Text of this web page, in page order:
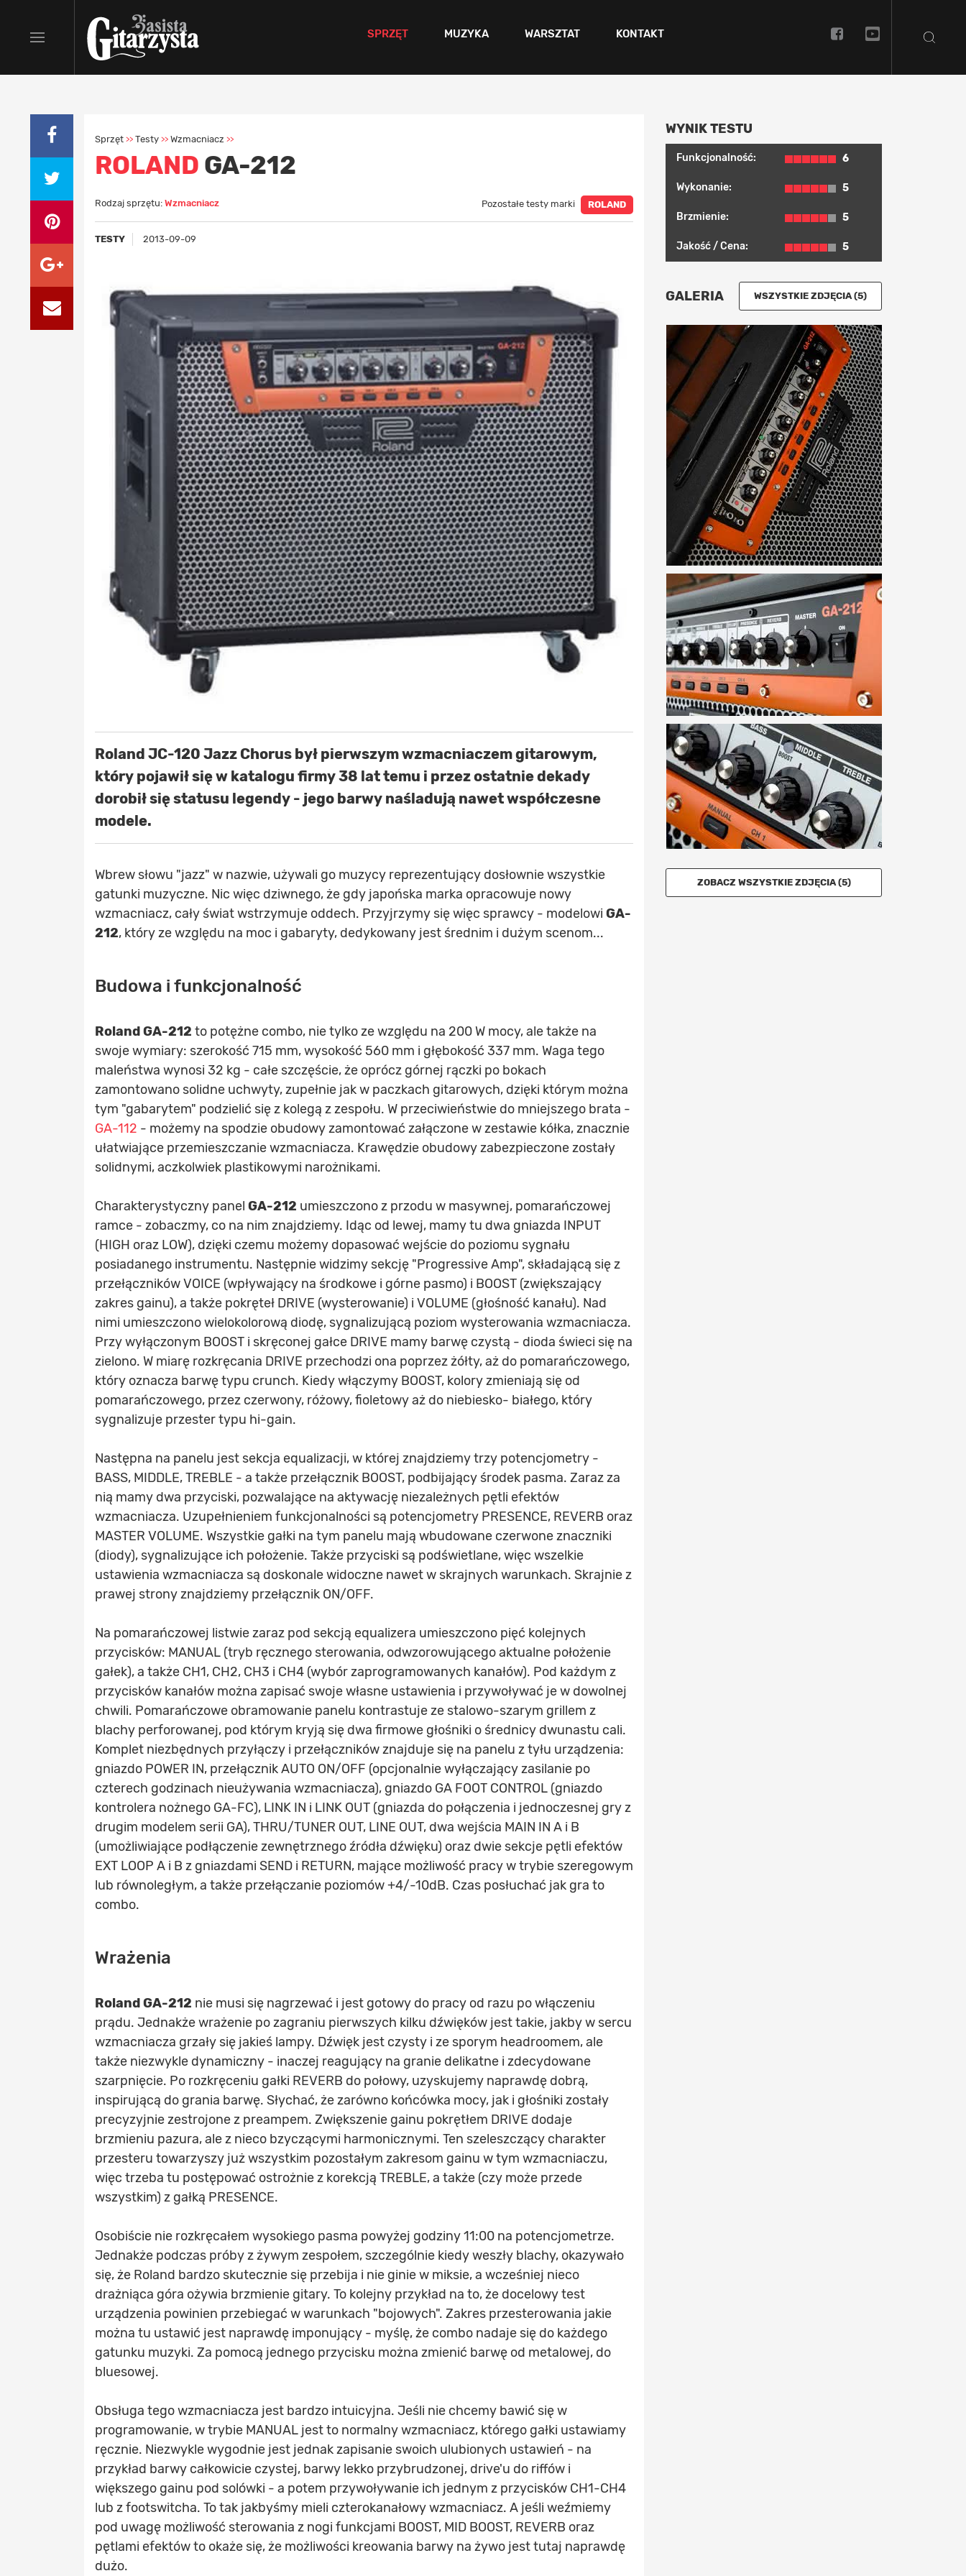
SPRZĘT MUZYKA WARSZTAT KONTAKT
Sprzęt >> Testy >> Wzmacniacz >>
ROLAND GA-212
Rodzaj sprzętu: Wzmacniacz Pozostałe testy marki ROLAND
TESTY 2013-09-09
Roland JC-120 Jazz Chorus był pierwszym wzmacniaczem gitarowym,
który pojawił się w katalogu firmy 38 lat temu i przez ostatnie dekady
dorobił się statusu legendy - jego barwy naśladują nawet współczesne
modele.
Wbrew słowu "jazz" w nazwie, używali go muzycy reprezentujący dosłownie wszystkie
gatunki muzyczne. Nic więc dziwnego, że gdy japońska marka opracowuje nowy
wzmacniacz, cały świat wstrzymuje oddech. Przyjrzymy się więc sprawcy - modelowi GA-
212, który ze względu na moc i gabaryty, dedykowany jest średnim i dużym scenom...
Budowa i funkcjonalność
Roland GA-212 to potężne combo, nie tylko ze względu na 200 W mocy, ale także na
swoje wymiary: szerokość 715 mm, wysokość 560 mm i głębokość 337 mm. Waga tego
maleństwa wynosi 32 kg - całe szczęście, że oprócz górnej rączki po bokach
zamontowano solidne uchwyty, zupełnie jak w paczkach gitarowych, dzięki którym można
tym "gabarytem" podzielić się z kolegą z zespołu. W przeciwieństwie do mniejszego brata -
GA-112 - możemy na spodzie obudowy zamontować załączone w zestawie kółka, znacznie
ułatwiające przemieszczanie wzmacniacza. Krawędzie obudowy zabezpieczone zostały
solidnymi, aczkolwiek plastikowymi narożnikami.
Charakterystyczny panel GA-212 umieszczono z przodu w masywnej, pomarańczowej
ramce - zobaczmy, co na nim znajdziemy. Idąc od lewej, mamy tu dwa gniazda INPUT
(HIGH oraz LOW), dzięki czemu możemy dopasować wejście do poziomu sygnału
posiadanego instrumentu. Następnie widzimy sekcję "Progressive Amp", składającą się z
przełączników VOICE (wpływający na środkowe i górne pasmo) i BOOST (zwiększający
zakres gainu), a także pokręteł DRIVE (wysterowanie) i VOLUME (głośność kanału). Nad
nimi umieszczono wielokolorową diodę, sygnalizującą poziom wysterowania wzmacniacza.
Przy wyłączonym BOOST i skręconej gałce DRIVE mamy barwę czystą - dioda świeci się na
zielono. W miarę rozkręcania DRIVE przechodzi ona poprzez żółty, aż do pomarańczowego,
który oznacza barwę typu crunch. Kiedy włączymy BOOST, kolory zmieniają się od
pomarańczowego, przez czerwony, różowy, fioletowy aż do niebiesko- białego, który
sygnalizuje przester typu hi-gain.
Następna na panelu jest sekcja equalizacji, w której znajdziemy trzy potencjometry -
BASS, MIDDLE, TREBLE - a także przełącznik BOOST, podbijający środek pasma. Zaraz za
nią mamy dwa przyciski, pozwalające na aktywację niezależnych pętli efektów
wzmacniacza. Uzupełnieniem funkcjonalności są potencjometry PRESENCE, REVERB oraz
MASTER VOLUME. Wszystkie gałki na tym panelu mają wbudowane czerwone znaczniki
(diody), sygnalizujące ich położenie. Także przyciski są podświetlane, więc wszelkie
ustawienia wzmacniacza są doskonale widoczne nawet w skrajnych warunkach. Skrajnie z
prawej strony znajdziemy przełącznik ON/OFF.
Na pomarańczowej listwie zaraz pod sekcją equalizera umieszczono pięć kolejnych
przycisków: MANUAL (tryb ręcznego sterowania, odwzorowującego aktualne położenie
gałek), a także CH1, CH2, CH3 i CH4 (wybór zaprogramowanych kanałów). Pod każdym z
przycisków kanałów można zapisać swoje własne ustawienia i przywoływać je w dowolnej
chwili. Pomarańczowe obramowanie panelu kontrastuje ze stalowo-szarym grillem z
blachy perforowanej, pod którym kryją się dwa firmowe głośniki o średnicy dwunastu cali.
Komplet niezbędnych przyłączy i przełączników znajduje się na panelu z tyłu urządzenia:
gniazdo POWER IN, przełącznik AUTO ON/OFF (opcjonalnie wyłączający zasilanie po
czterech godzinach nieużywania wzmacniacza), gniazdo GA FOOT CONTROL (gniazdo
kontrolera nożnego GA-FC), LINK IN i LINK OUT (gniazda do połączenia i jednoczesnej gry z
drugim modelem serii GA), THRU/TUNER OUT, LINE OUT, dwa wejścia MAIN IN A i B
(umożliwiające podłączenie zewnętrznego źródła dźwięku) oraz dwie sekcje pętli efektów
EXT LOOP A i B z gniazdami SEND i RETURN, mające możliwość pracy w trybie szeregowym
lub równoległym, a także przełączanie poziomów +4/-10dB. Czas posłuchać jak gra to
combo.
Wrażenia
Roland GA-212 nie musi się nagrzewać i jest gotowy do pracy od razu po włączeniu
prądu. Jednakże wrażenie po zagraniu pierwszych kilku dźwięków jest takie, jakby w sercu
wzmacniacza grzały się jakieś lampy. Dźwięk jest czysty i ze sporym headroomem, ale
także niezwykle dynamiczny - inaczej reagujący na granie delikatne i zdecydowane
szarpnięcie. Po rozkręceniu gałki REVERB do połowy, uzyskujemy naprawdę dobrą,
inspirującą do grania barwę. Słychać, że zarówno końcówka mocy, jak i głośniki zostały
precyzyjnie zestrojone z preampem. Zwiększenie gainu pokrętłem DRIVE dodaje
brzmieniu pazura, ale z nieco bzyczącymi harmonicznymi. Ten szeleszczący charakter
przesteru towarzyszy już wszystkim pozostałym zakresom gainu w tym wzmacniaczu,
więc trzeba tu postępować ostrożnie z korekcją TREBLE, a także (czy może przede
wszystkim) z gałką PRESENCE.
Osobiście nie rozkręcałem wysokiego pasma powyżej godziny 11:00 na potencjometrze.
Jednakże podczas próby z żywym zespołem, szczególnie kiedy weszły blachy, okazywało
się, że Roland bardzo skutecznie się przebija i nie ginie w miksie, a wcześniej nieco
drażniąca góra ożywia brzmienie gitary. To kolejny przykład na to, że docelowy test
urządzenia powinien przebiegać w warunkach "bojowych". Zakres przesterowania jakie
można tu ustawić jest naprawdę imponujący - myślę, że combo nadaje się do każdego
gatunku muzyki. Za pomocą jednego przycisku można zmienić barwę od metalowej, do
bluesowej.
Obsługa tego wzmacniacza jest bardzo intuicyjna. Jeśli nie chcemy bawić się w
programowanie, w trybie MANUAL jest to normalny wzmacniacz, którego gałki ustawiamy
ręcznie. Niezwykle wygodnie jest jednak zapisanie swoich ulubionych ustawień - na
przykład barwy całkowicie czystej, barwy lekko przybrudzonej, drive'u do riffów i
większego gainu pod solówki - a potem przywoływanie ich jednym z przycisków CH1-CH4
lub z footswitcha. To tak jakbyśmy mieli czterokanałowy wzmacniacz. A jeśli weźmiemy
pod uwagę możliwość sterowania z nogi funkcjami BOOST, MID BOOST, REVERB oraz
pętlami efektów to okaże się, że możliwości kreowania barwy na żywo jest tutaj naprawdę
dużo.
WYNIK TESTU
Funkcjonalność: 6
Wykonanie: 5
Brzmienie: 5
Jakość / Cena: 5
GALERIA WSZYSTKIE ZDJĘCIA (5)
ZOBACZ WSZYSTKIE ZDJĘCIA (5)